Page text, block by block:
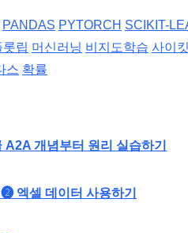
PANDAS PYTORCH SCIKIT-
롯립 머신러닝 비지도학습 사이
스 확률
개념부터 원리 실습하기
엑셀 데이터 사용하기